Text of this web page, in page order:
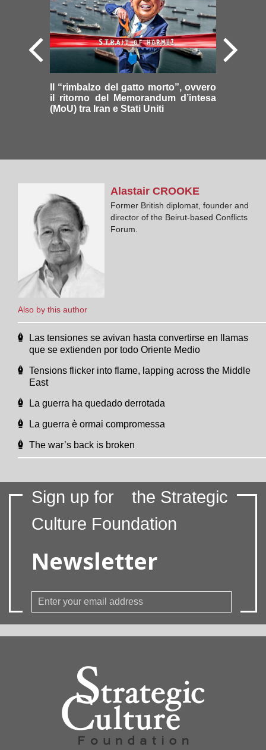
Il “rimbalzo del gatto morto”, ovvero
il ritorno del Memorandum d’intesa
(MoU) tra Iran e Stati Uniti
Also by this author
AlastairCROOKE
Former British diplomat, founder and
director of the Beirut-based Conflicts
Forum.
Las tensiones se avivan hasta convertirse en llamas
que se extienden por todo Oriente Medio
Tensions flicker into flame, lapping across the Middle
East
La guerra ha quedado derrotada
La guerra è ormai compromessa
The war’s back is broken
Sign up for
the Strategic
Culture Foundation
Newsletter